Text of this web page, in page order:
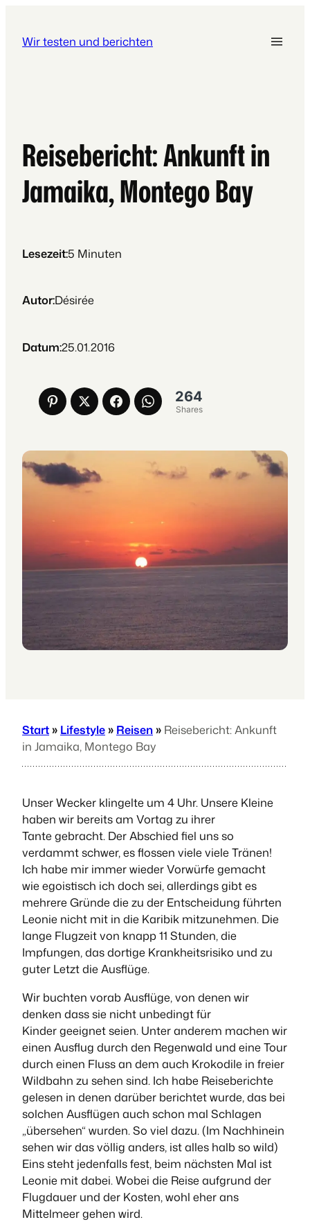
Wir testen und berichten
Reisebericht: Ankunft in
Jamaika, Montego Bay
Lesezeit:5 Minuten
Autor:Désirée
Datum:25.01.2016
264
Shares
Start» Lifestyle» Reisen» Reisebericht: Ankunft
in Jamaika, Montego Bay
Unser Wecker klingelte um 4 Uhr. Unsere Kleine
haben wir bereits am Vortag zu ihrer
Tante gebracht. Der Abschied fiel uns so
verdammt schwer, es flossen viele viele Tränen!
Ich habe mir immer wieder Vorwürfe gemacht
wie egoistisch ich doch sei, allerdings gibt es
mehrere Gründe die zu der Entscheidung führten
Leonie nicht mit in die Karibik mitzunehmen. Die
lange Flugzeit von knapp 11 Stunden, die
Impfungen, das dortige Krankheitsrisiko und zu
guter Letzt die Ausflüge.
Wir buchten vorab Ausflüge, von denen wir
denken dass sie nicht unbedingt für
Kinder geeignet seien. Unter anderem machen wir
einen Ausflug durch den Regenwald und eine Tour
durch einen Fluss an dem auch Krokodile in freier
Wildbahn zu sehen sind. Ich habe Reiseberichte
gelesen in denen darüber berichtet wurde, das bei
solchen Ausflügen auch schon mal Schlagen
„übersehen“ wurden. So viel dazu. (Im Nachhinein
sehen wir das völlig anders, ist alles halb so wild)
Eins steht jedenfalls fest, beim nächsten Mal ist
Leonie mit dabei. Wobei die Reise aufgrund der
Flugdauer und der Kosten, wohl eher ans
Mittelmeer gehen wird.